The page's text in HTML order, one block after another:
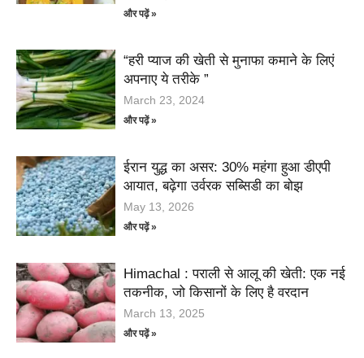
और पढ़ें »
“हरी प्याज की खेती से मुनाफा कमाने के लिएं
अपनाए ये तरीके ”
March 23, 2024
और पढ़ें »
ईरान युद्ध का असर: 30% महंगा हुआ डीएपी
आयात, बढ़ेगा उर्वरक सब्सिडी का बोझ
May 13, 2026
और पढ़ें »
Himachal : पराली से आलू की खेती: एक नई
तकनीक, जो किसानों के लिए है वरदान
March 13, 2025
और पढ़ें »